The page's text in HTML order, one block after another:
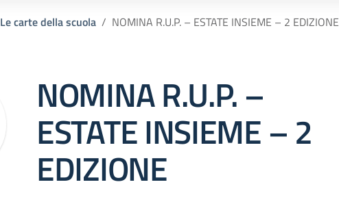
Le carte della scuola NOMINA R.U.P. – ESTATE INSIEME – 2 EDIZIONE
NOMINA R.U.P. –
ESTATE INSIEME – 2
EDIZIONE